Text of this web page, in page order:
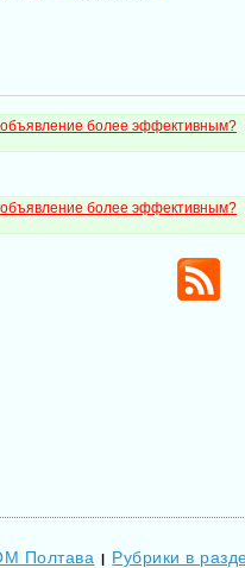
объявление более эффективным?
объявление более эффективным?
Полтава | Рубрики в